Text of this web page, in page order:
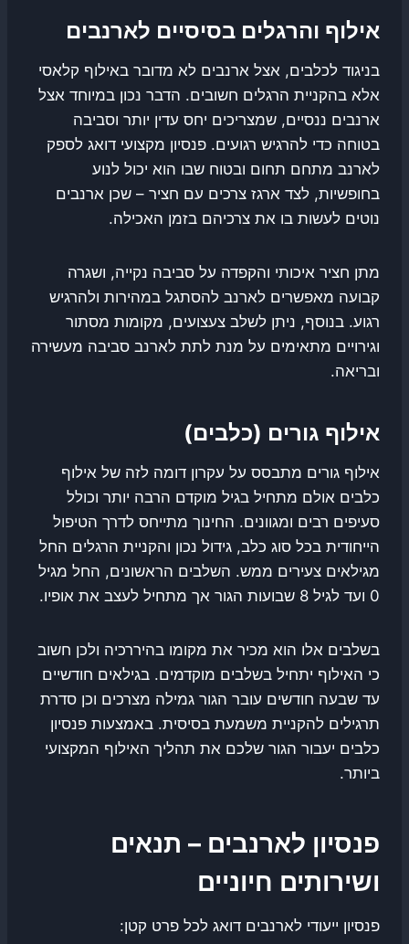
אילוף והרגלים בסיסיים לארנבים
בניגוד לכלבים, אצל ארנבים לא מדובר באילוף קלאסי
אלא בהקניית הרגלים חשובים. הדבר נכון במיוחד אצל
ארנבים ננסיים, שמצריכים יחס עדין יותר וסביבה
בטוחה כדי להרגיש רגועים. פנסיון מקצועי דואג לספק
לארנב מתחם תחום ובטוח שבו הוא יכול לנוע
בחופשיות, לצד ארגז צרכים עם חציר – שכן ארנבים
נוטים לעשות בו את צרכיהם בזמן האכילה.
מתן חציר איכותי והקפדה על סביבה נקייה, ושגרה
קבועה מאפשרים לארנב להסתגל במהירות ולהרגיש
רגוע. בנוסף, ניתן לשלב צעצועים, מקומות מסתור
וגירויים מתאימים על מנת לתת לארנב סביבה מעשירה
ובריאה.
אילוף גורים (כלבים)
אילוף גורים מתבסס על עקרון דומה לזה של אילוף
כלבים אולם מתחיל בגיל מוקדם הרבה יותר וכולל
סעיפים רבים ומגוונים. החינוך מתייחס לדרך הטיפול
הייחודית בכל סוג כלב, גידול נכון והקניית הרגלים החל
מגילאים צעירים ממש. השלבים הראשונים, החל מגיל
0 ועד לגיל 8 שבועות הגור אך מתחיל לעצב את אופיו.
בשלבים אלו הוא מכיר את מקומו בהיררכיה ולכן חשוב
כי האילוף יתחיל בשלבים מוקדמים. בגילאים חודשיים
עד שבעה חודשים עובר הגור גמילה מצרכים וכן סדרת
תרגילים להקניית משמעת בסיסית. באמצעות פנסיון
כלבים יעבור הגור שלכם את תהליך האילוף המקצועי
ביותר.
פנסיון לארנבים – תנאים
ושירותים חיוניים
פנסיון ייעודי לארנבים דואג לכל פרט קטן: